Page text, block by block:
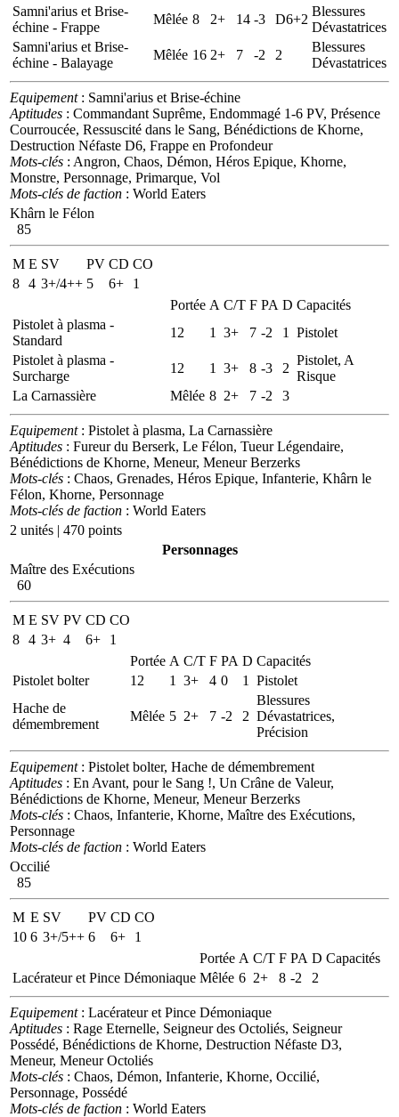
Samni'arius et Brise-
échine - Frappe
Mêlée 8 2+ 14 -3 D6+2
Blessures
Dévastatrices
Samni'arius et Brise-
échine - Balayage
Mêlée 16 2+ 7 -2 2
Blessures
Dévastatrices
Equipement: Samni'arius et Brise-échine
Aptitudes : Commandant Suprême, Endommagé 1-6 PV, Présence
Courroucée, Ressuscité dans le Sang, Bénédictions de Khorne,
Destruction Néfaste D6, Frappe en Profondeur
Mots-clés : Angron, Chaos, Démon, Héros Epique, Khorne,
Monstre, Personnage, Primarque, Vol
Mots-clés de faction : World Eaters
Khârn le Félon
85
M E SV PV CD CO
8 4 3+/4++ 5 6+
1
Portée A C/T F PA D Capacités
Pistolet à plasma -
Standard
12 1 3+ 7 -2 1
Pistolet
Pistolet à plasma -
Surcharge
12 1 3+ 8 -3 2
Pistolet, A
Risque
La Carnassière
Mêlée 8 2+ 7 -2 3
Equipement: Pistolet à plasma, La Carnassière
Aptitudes : Fureur du Berserk, Le Félon, Tueur Légendaire,
Bénédictions de Khorne, Meneur, Meneur Berzerks
Mots-clés : Chaos, Grenades, Héros Epique, Infanterie, Khârn le
Félon, Khorne, Personnage
Mots-clés de faction : World Eaters
2 unités | 470 points
Personnages
Maître des Exécutions
60
M E SV PV CD CO
8 4 3+ 4 6+
1
Portée A C/T F PA D Capacités
Pistolet bolter
12 1 3+ 4 0 1
Pistolet
Hache de
démembrement
Mêlée 5 2+ 7 -2 2
Blessures
Dévastatrices,
Précision
Equipement: Pistolet bolter, Hache de démembrement
Aptitudes : En Avant, pour le Sang !, Un Crâne de Valeur,
Bénédictions de Khorne, Meneur, Meneur Berzerks
Mots-clés : Chaos, Infanterie, Khorne, Maître des Exécutions,
Personnage
Mots-clés de faction : World Eaters
Occilié
85
M E SV PV CD CO
10 6 3+/5++ 6 6+
1
Portée A C/T F PA D Capacités
Lacérateur et Pince Démoniaque Mêlée 6 2+ 8 -2 2
Equipement: Lacérateur et Pince Démoniaque
Aptitudes : Rage Eternelle, Seigneur des Octoliés, Seigneur
Possédé, Bénédictions de Khorne, Destruction Néfaste D3,
Meneur, Meneur Octoliés
Mots-clés : Chaos, Démon, Infanterie, Khorne, Occilié,
Personnage, Possédé
Mots-clés de faction : World Eaters